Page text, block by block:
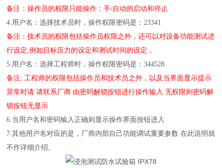
备注：操作员的权限只能操作：手/自动的启动和停止
4.用户名：选择技术员时，操作权限密码是：23341
备注：技术员的权限包括操作员权限之外，还可以对设备功能测试进
行设定,例如目标压力的设定和测试时间的设定，
5.用户名：选择工程师时，操作权限密码是：344528
备注; 工程师的权限包括操作员和技术员之外，以及当界面显示提示
异常时请 请联系厂商 由密码解锁按钮进行操作输入 无权限则密码解
锁按钮无显示
6.当用户名和密码输入正确则显示操作界面按钮进入
7.其他用户名对应的是，厂商内部自己功能调试重要参数 在此说明就
不作详细介绍。